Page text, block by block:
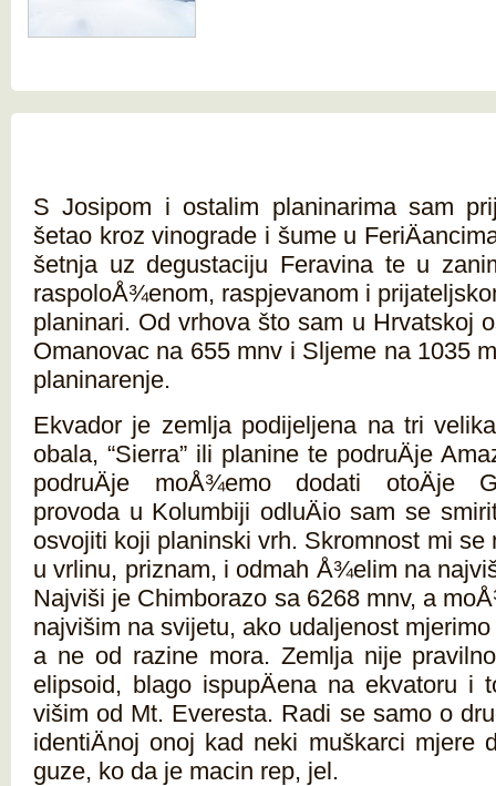
S Josipom i ostalim planinarima sam
šetao kroz vinograde i šume u
šetnja uz degustaciju Feravina te u
raspoloÅ¾enom, raspjevanom i
planinari. Od vrhova što sam u Hrvatskoj
Omanovac na 655 mnv i Sljeme na 1035
planinarenje.
Ekvador je zemlja podijeljena na tri
obala, “Sierra” ili planine te podruÄje
podruÄje moÅ¾emo dodati otoÄje
provoda u Kolumbiji odluÄio sam se
osvojiti koji planinski vrh. Skromnost mi
u vrlinu, priznam, i odmah Å¾elim na
Najviši je Chimborazo sa 6268 mnv, a
najvišim na svijetu, ako udaljenost
a ne od razine mora. Zemlja nije
elipsoid, blago ispupÄena na ekvatoru i
višim od Mt. Everesta. Radi se samo o
identiÄnoj onoj kad neki muškarci mjere
guze, ko da je macin rep, jel.